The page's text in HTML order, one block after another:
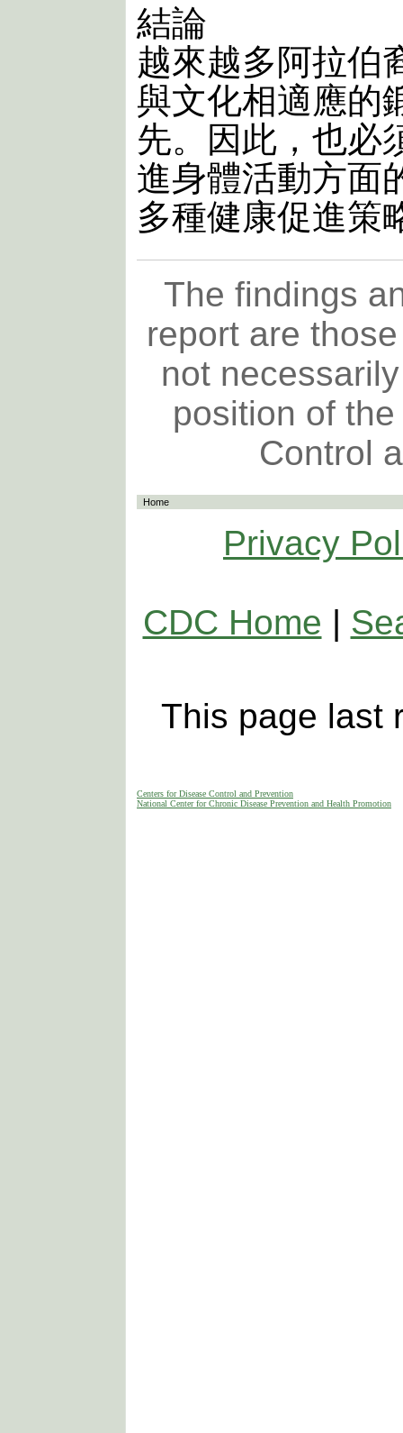
結論
越來越多阿拉伯
與文化相適應的
先。因此，也必
進身體活動方面
多種健康促進策
The findings
report are
not
position of
Control
Home
Privacy
CDC Home |
This page last
Centers for Disease Control and Prevention
National Center for Chronic Disease Prevention and Health Promotion